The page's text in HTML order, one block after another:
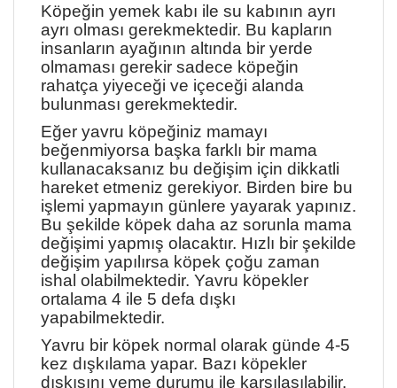
Köpeğin yemek kabı ile su kabının ayrı
ayrı olması gerekmektedir. Bu kapların
insanların ayağının altında bir yerde
olmaması gerekir sadece köpeğin
rahatça yiyeceği ve içeceği alanda
bulunması gerekmektedir.
Eğer yavru köpeğiniz mamayı
beğenmiyorsa başka farklı bir mama
kullanacaksanız bu değişim için dikkatli
hareket etmeniz gerekiyor. Birden bire bu
işlemi yapmayın günlere yayarak yapınız.
Bu şekilde köpek daha az sorunla mama
değişimi yapmış olacaktır. Hızlı bir şekilde
değişim yapılırsa köpek çoğu zaman
ishal olabilmektedir. Yavru köpekler
ortalama 4 ile 5 defa dışkı
yapabilmektedir.
Yavru bir köpek normal olarak günde 4-5
kez dışkılama yapar. Bazı köpekler
dışkısını yeme durumu ile karşılaşılabilir.